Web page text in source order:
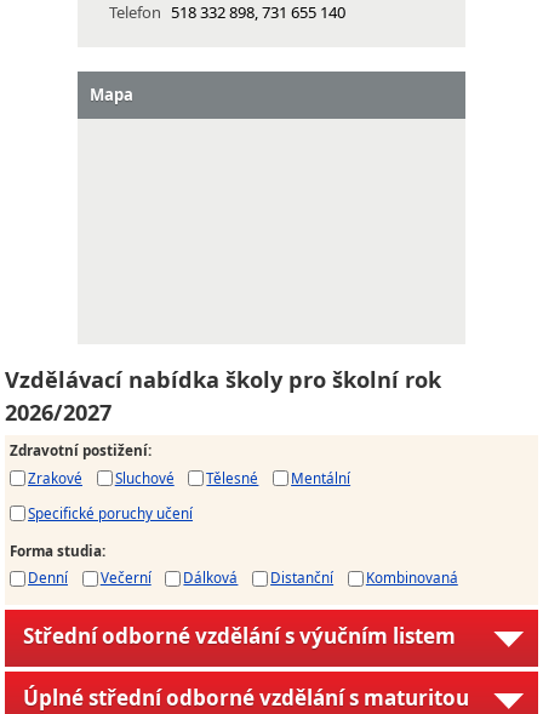
Telefon 518 332 898, 731 655 140
Mapa
Vzdělávací nabídka školy pro školní rok
2026/2027
Zdravotní postižení:
Zrakové
Sluchové Tělesné
Mentální
Specifické poruchy učení
Forma studia:
Denní
Večerní Dálková Distanční Kombinovaná
Střední odborné vzdělání s výučním listem
Úplné střední odborné vzdělání s maturitou